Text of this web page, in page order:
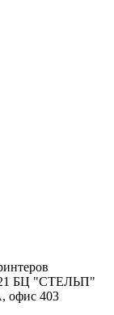
БЦ "СТЕЛЬП"
офис 403